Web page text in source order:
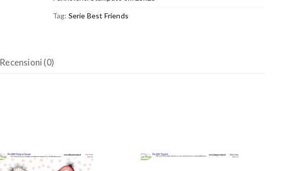
Tag: Serie Best Friends
Recensioni (0)